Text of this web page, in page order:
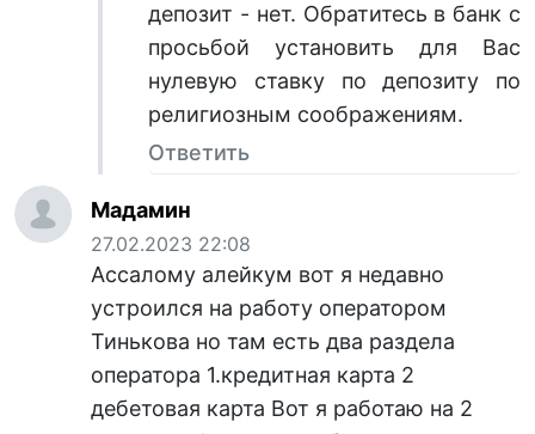
депозит - нет. Обратитесь в банк с
просьбой установить для Вас
нулевую ставку по депозиту по
религиозным соображениям.
Ответить
Мадамин
27.02.2023 22:08
Ассалому алейкум вот я недавно
устроился на работу оператором
Тинькова но там есть два раздела
оператора 1.кредитная карта 2
дебетовая карта Вот я работаю на 2